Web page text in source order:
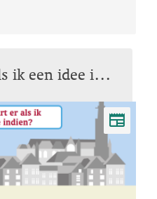
Wat gebeurt er als ik een idee indien?